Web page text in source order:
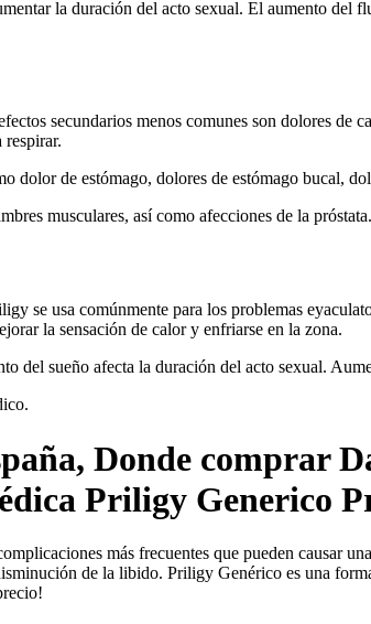
la duración del acto sexual. El aumento del
secundarios menos comunes son dolores de
respirar.
dolor de estómago, dolores de estómago bucal,
musculares, así como afecciones de la próstata.
se usa comúnmente para los problemas
la sensación de calor y enfriarse en la zona.
del sueño afecta la duración del acto sexual.
Donde comprar
Priligy Generico
más frecuentes que pueden causar
de la libido. Priligy Genérico es una